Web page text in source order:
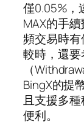
僅0.05%，
MAX的手
頻交易時
較時，還
（
BingX的提
且支援多
便利。